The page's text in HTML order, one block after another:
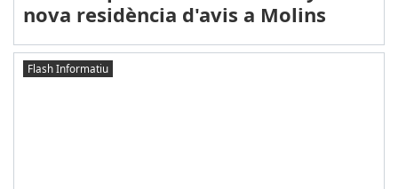
nova residència d'avis a Molins
Flash Informatiu